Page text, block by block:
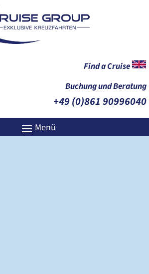
Find a Cruise
Buchung und Beratung
+49 (0)861 90996040